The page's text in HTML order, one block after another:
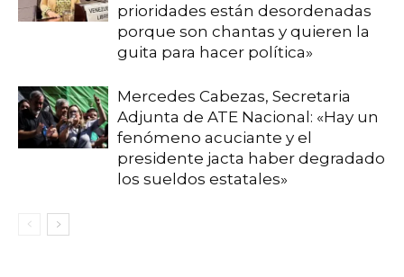
prioridades están desordenadas
porque son chantas y quieren la
guita para hacer política»
Mercedes Cabezas, Secretaria
Adjunta de ATE Nacional: «Hay un
fenómeno acuciante y el
presidente jacta haber degradado
los sueldos estatales»